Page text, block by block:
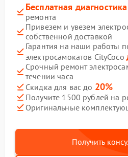
Бесплатная диагностика
ремонта
Привезем и увезем
собственной доставкой
Гарантия на наши работы
электросамокатов CityCoco
Срочный ремонт
течении часа
Скидка для вас до 20%
Получите 1500 рублей на
Оригинальные
Получить